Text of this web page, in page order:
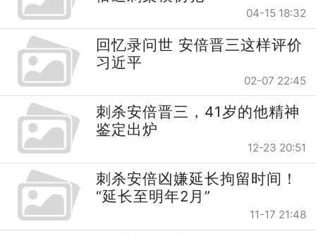
04-15 18:32
回忆录问世 安倍晋三这样评价
习近平
02-07 22:45
刺杀安倍晋三，41岁的他精神
鉴定出炉
12-23 20:51
刺杀安倍凶嫌延长拘留时间！
“延长至明年2月”
11-17 21:48